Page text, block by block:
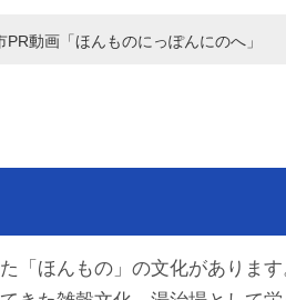
PR動画「ほんものにっぽんにのへ」
「ほんもの」の文化があります